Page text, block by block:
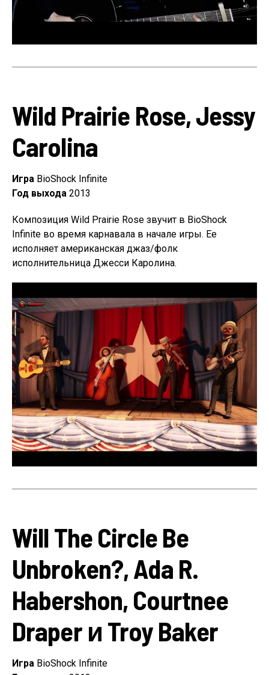
Wild Prairie Rose, Jessy
Carolina
Игра BioShock Infinite
Год выхода 2013
Композиция Wild Prairie Rose звучит в BioShock
Infinite во время карнавала в начале игры. Ее
исполняет американская джаз/фолк
исполнительница Джесси Каролина.
Will The Circle Be
Unbroken?, Ada R.
Habershon, Courtnee
Draper и Troy Baker
Игра BioShock Infinite